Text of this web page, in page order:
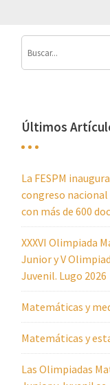
Últimos
La FESPM
congreso
con más de 600
XXXVI Olimpiada
Junior y V
Juvenil. Lugo 2026
Matemáticas y
Matemáticas y
Las Olimpiadas